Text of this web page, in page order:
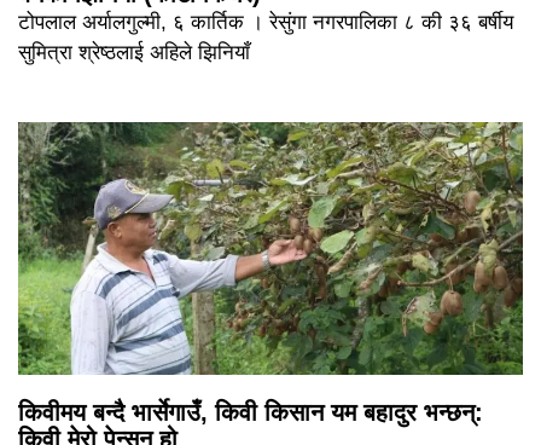
टोपलाल अर्यालगुल्मी, ६ कार्तिक । रेसुंगा नगरपालिका ८ की ३६ बर्षीय
सुमित्रा श्रेष्ठलाई अहिले झिनियाँ
किवीमय बन्दै भार्सेगाउँ, किवी किसान यम बहादुर भन्छन्:
किवी मेरो पेन्सन हो